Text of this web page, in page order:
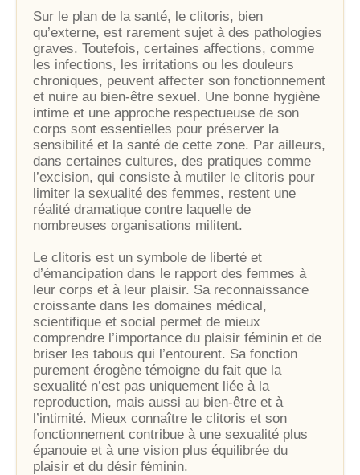
Sur le plan de la santé, le clitoris, bien
qu’externe, est rarement sujet à des pathologies
graves. Toutefois, certaines affections, comme
les infections, les irritations ou les douleurs
chroniques, peuvent affecter son fonctionnement
et nuire au bien-être sexuel. Une bonne hygiène
intime et une approche respectueuse de son
corps sont essentielles pour préserver la
sensibilité et la santé de cette zone. Par ailleurs,
dans certaines cultures, des pratiques comme
l’excision, qui consiste à mutiler le clitoris pour
limiter la sexualité des femmes, restent une
réalité dramatique contre laquelle de
nombreuses organisations militent.
Le clitoris est un symbole de liberté et
d’émancipation dans le rapport des femmes à
leur corps et à leur plaisir. Sa reconnaissance
croissante dans les domaines médical,
scientifique et social permet de mieux
comprendre l’importance du plaisir féminin et de
briser les tabous qui l’entourent. Sa fonction
purement érogène témoigne du fait que la
sexualité n’est pas uniquement liée à la
reproduction, mais aussi au bien-être et à
l’intimité. Mieux connaître le clitoris et son
fonctionnement contribue à une sexualité plus
épanouie et à une vision plus équilibrée du
plaisir et du désir féminin.